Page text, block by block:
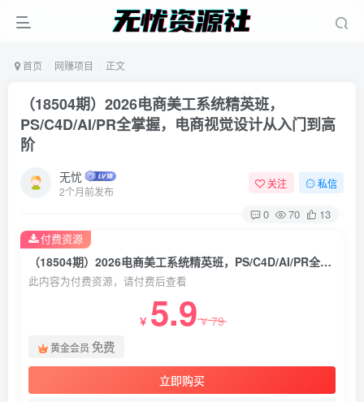
首页 网赚项目 正文
（18504期）2026电商美工系统精英班，
PS/C4D/AI/PR全掌握，电商视觉设计从入门到高
阶
无忧
2个月前发布
关注 私信
0 70 13
（18504期）2026电商美工系统精英班，PS/C4D/AI/PR全掌握，电商视觉设计从入门到高阶
此内容为付费资源，请付费后查看
￥ 5.9￥79
黄金会员 免费
立即购买
付费资源